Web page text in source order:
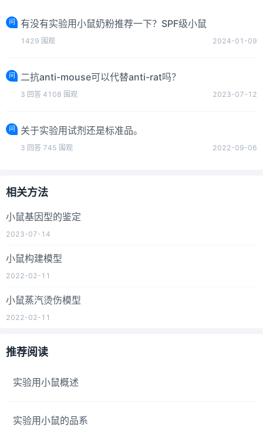
问 有没有实验用小鼠奶粉推荐一下？SPF级小鼠
1429 围观 2024-01-09
问 二抗anti-mouse可以代替anti-rat吗？
3 回答 4108 围观 2023-07-12
问 关于实验用试剂还是标准品。
3 回答 745 围观 2022-09-06
相关方法
小鼠基因型的鉴定
2023-07-14
小鼠构建模型
2022-02-11
小鼠蒸汽烫伤模型
2022-02-11
推荐阅读
实验用小鼠概述
实验用小鼠的品系